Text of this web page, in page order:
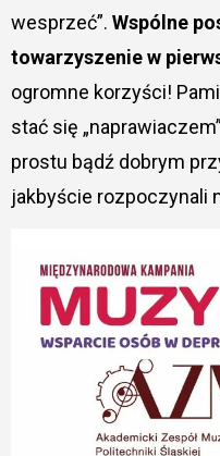
wesprzeć”. Wspólne
towarzyszenie w
ogromne korzyści!
stać się
prostu bądź dobrym
jakbyście rozpoczynali